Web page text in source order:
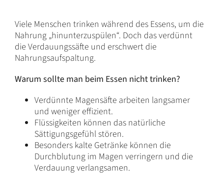
Viele Menschen trinken während des Essens, um die
Nahrung „hinunterzuspülen“. Doch das verdünnt
die Verdauungssäfte und erschwert die
Nahrungsaufspaltung.
Warum sollte man beim Essen nicht trinken?
Verdünnte Magensäfte arbeiten langsamer
und weniger effizient.
Flüssigkeiten können das natürliche
Sättigungsgefühl stören.
Besonders kalte Getränke können die
Durchblutung im Magen verringern und die
Verdauung verlangsamen.